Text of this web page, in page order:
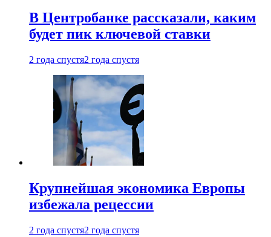
В Центробанке рассказали, каким
будет пик ключевой ставки
2 года спустя2 года спустя
Крупнейшая экономика Европы
избежала рецессии
2 года спустя2 года спустя